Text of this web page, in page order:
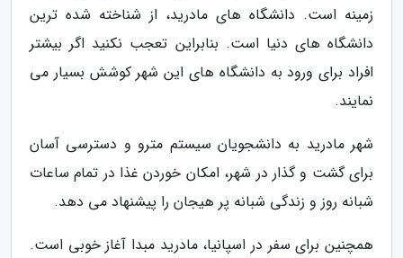
زمینه است. دانشگاه های مادرید، از شناخته شده ترین
دانشگاه های دنیا است. بنابراین تعجب نکنید اگر بیشتر
افراد برای ورود به دانشگاه های این شهر کوشش بسیار می
نمایند.
شهر مادرید به دانشجویان سیستم مترو و دسترسی آسان
برای گشت و گذار در شهر، امکان خوردن غذا در تمام ساعات
شبانه روز و زندگی شبانه پر هیجان را پیشنهاد می دهد.
همچنین برای سفر در اسپانیا، مادرید مبدا آغاز خوبی است.